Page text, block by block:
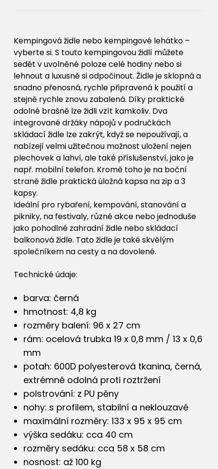
Kempingová židle nebo kempingové lehátko –
vyberte si. S touto kempingovou židlí můžete
sedět v uvolněné poloze celé hodiny nebo si
lehnout a luxusně si odpočinout. Židle je sklopná a
snadno přenosná, rychle připravená k použití a
stejně rychle znovu zabalená. Díky praktické
odolné brašně lze židli vzít kamkoliv. Dva
integrované držáky nápojů v područkách
skládací židle lze zakrýt, když se nepoužívají, a
nabízejí velmi užitečnou možnost uložení nejen
plechovek a lahví, ale také příslušenství, jako je
např. mobilní telefon. Kromě toho je na boční
straně židle praktická úložná kapsa na zip a 3
kapsy.
Ideální pro rybaření, kempování, stanování a
pikniky, na festivaly, různé akce nebo jednoduše
jako pohodlné zahradní židle nebo skládací
balkonová židle. Tato židle je také skvělým
společníkem na cesty a na dovolené.
Technické údaje:
barva: černá
hmotnost: 4,8 kg
rozměry balení: 96 x 27 cm
rám: ocelová trubka 19 x 0,8 mm / 13 x 0,6
mm
potah: 600D polyesterová tkanina, černá,
extrémně odolná proti roztržení
polstrování: z PU pěny
nohy: s profilem, stabilní a neklouzavé
maximální rozměry: 133 x 95 x 95 cm
výška sedáku: cca 40 cm
rozměry sedáku: cca 58 x 58 cm
nosnost: až 100 kg